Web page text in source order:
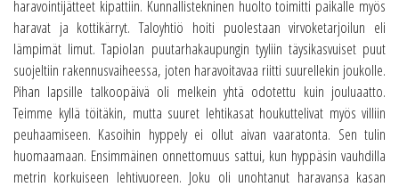
haravointijätteet kipattiin. Kunnallistekninen huolto toimitti paikalle myös
haravat ja kottikärryt. Taloyhtiö hoiti puolestaan virvoketarjoilun eli
lämpimät limut. Tapiolan puutarhakaupungin tyyliin täysikasvuiset puut
suojeltiin rakennusvaiheessa, joten haravoitavaa riitti suurellekin joukolle.
Pihan lapsille talkoopäivä oli melkein yhtä odotettu kuin jouluaatto.
Teimme kyllä töitäkin, mutta suuret lehtikasat houkuttelivat myös villiin
peuhaamiseen. Kasoihin hyppely ei ollut aivan vaaratonta. Sen tulin
huomaamaan. Ensimmäinen onnettomuus sattui, kun hyppäsin vauhdilla
metrin korkuiseen lehtivuoreen. Joku oli unohtanut haravansa kasan